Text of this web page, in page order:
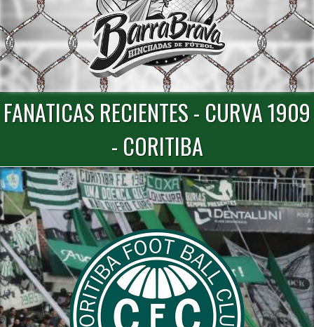
FANATICAS RECIENTES - CURVA 1909
- CORITIBA